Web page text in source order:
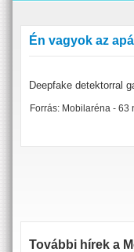
Én vagyok az
Deepfake detektorral
Forrás: Mobilaréna - 63
További hírek a